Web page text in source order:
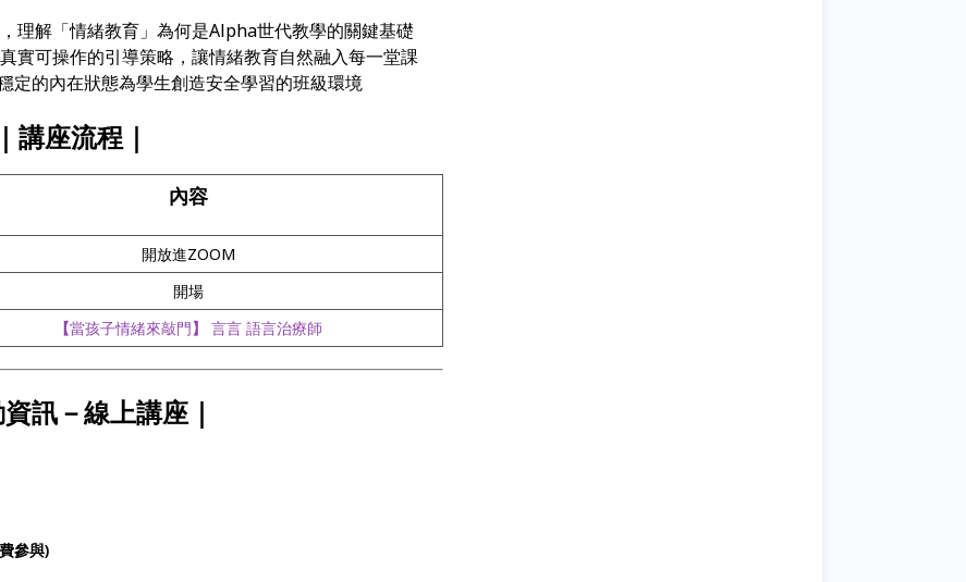
理解「情緒教育」為何是Alpha世代教學的關鍵基礎
實可操作的引導策略，讓情緒教育自然融入每一堂課
定的內在狀態為學生創造安全學習的班級環境
｜講座流程｜
內容
開放進ZOOM
開場
【當孩子情緒來敲門】 言言 語言治療師
資訊－線上講座｜
參與)